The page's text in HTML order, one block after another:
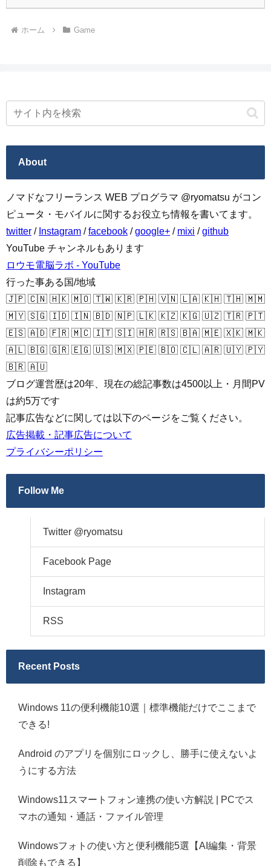
ホーム Game
About
ノマドなフリーランス WEB プログラマ @ryomatsu がコン
ピュータ・モバイルに関するお役立ち情報を書いてます。
twitter / Instagram /facebook /google+ / mixi /github
YouTube チャンネルもあります
ロウモ電脳ラボ - YouTube
行った事ある国/地域
🇯🇵 🇨🇳 🇭🇰 🇲🇴 🇹🇼 🇰🇷 🇵🇭 🇻🇳 🇱🇦 🇰🇭 🇹🇭 🇲🇲
🇲🇾 🇸🇬 🇮🇩 🇮🇳 🇧🇩 🇳🇵 🇱🇰 🇰🇿 🇰🇬 🇺🇿 🇹🇷 🇵🇹
🇪🇸 🇦🇩 🇫🇷 🇲🇨 🇮🇹 🇸🇮 🇭🇷 🇷🇸 🇧🇦 🇲🇪 🇽🇰 🇲🇰
🇦🇱 🇧🇬 🇬🇷 🇪🇬 🇺🇸 🇲🇽 🇵🇪 🇧🇴 🇨🇱 🇦🇷 🇺🇾 🇵🇾
🇧🇷 🇦🇺
ブログ運営歴は20年、現在の総記事数は4500以上・月間PV
は約5万です
記事広告などに関しては以下のページをご覧ください。
広告掲載・記事広告について
プライバシーポリシー
Follow Me
Twitter @ryomatsu
Facebook Page
Instagram
RSS
Recent Posts
Windows 11の便利機能10選｜標準機能だけでここまで
できる!
Android のアプリを個別にロックし、勝手に使えないよ
うにする方法
Windows11スマートフォン連携の使い方解説 | PCでス
マホの通知・通話・ファイル管理
Windowsフォトの使い方と便利機能5選【AI編集・背景
削除もできる】